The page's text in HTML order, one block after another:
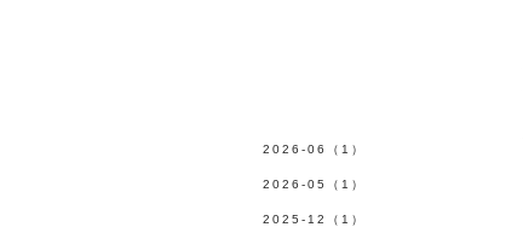
2026-06（1）
2026-05（1）
2025-12（1）